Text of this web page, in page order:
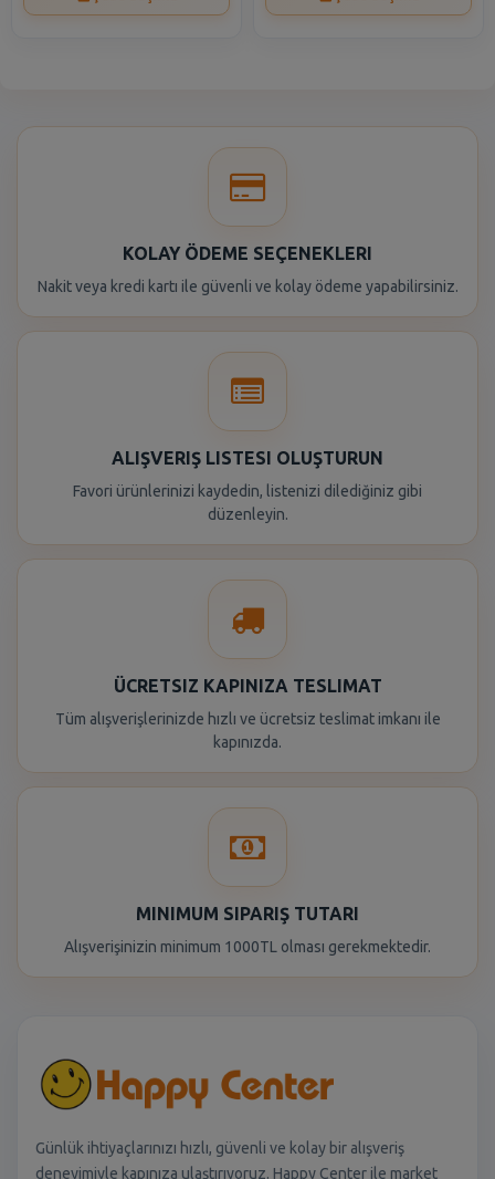
KOLAY ÖDEME SEÇENEKLERI
Nakit veya kredi kartı ile güvenli ve kolay ödeme yapabilirsiniz.
ALIŞVERIŞ LISTESI OLUŞTURUN
Favori ürünlerinizi kaydedin, listenizi dilediğiniz gibi
düzenleyin.
ÜCRETSIZ KAPINIZA TESLIMAT
Tüm alışverişlerinizde hızlı ve ücretsiz teslimat imkanı ile
kapınızda.
MINIMUM SIPARIŞ TUTARI
Alışverişinizin minimum 1000TL olması gerekmektedir.
Günlük ihtiyaçlarınızı hızlı, güvenli ve kolay bir alışveriş
deneyimiyle kapınıza ulaştırıyoruz. Happy Center ile market